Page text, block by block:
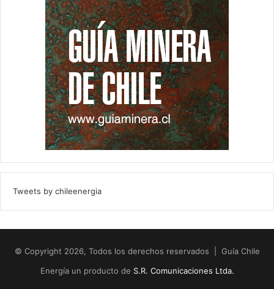
Tweets by chileenergia
© Copyright 2026, Todos los derechos reservados | Guía Chile
Energía un producto de S.R. Comunicaciones Ltda.